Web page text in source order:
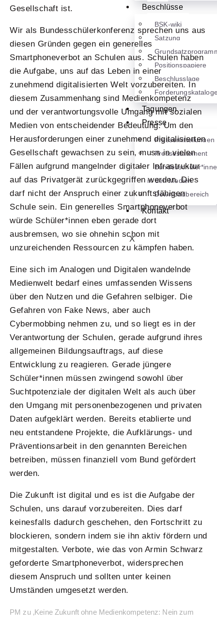
Beschlüsse
BSK-wiki
Satzung
Positionspapiere
Beschlusslage
Tagungen
Presse
Pressemitteilungen
Pressestatement
in den Medien
Downloadbereich
Kontakt
X
Gesellschaft ist.
Wir als Bundesschülerkonferenz sprechen uns aus
diesen Gründen gegen ein generelles
Smartphoneverbot an Schulen aus. Schulen haben
die Aufgabe, uns auf das Leben in einer
zunehmend digitalisierten Welt vorzubereiten. In
diesem Zusammenhang sind Medienkompetenz
und der verantwortungsvolle Umgang mit sozialen
Medien von entscheidender Bedeutung. Um den
Herausforderungen einer zunehmend digitalisierten
Gesellschaft gewachsen zu sein, muss in vielen
Fällen aufgrund mangelnder digitaler Infrastruktur
auf das Privatgerät zurückgegriffen werden. Dies
darf nicht der Anspruch einer zukunftsfähigen
Schule sein. Ein generelles Smartphoneverbot
würde Schüler*innen eben gerade dort
ausbremsen, wo sie ohnehin schon mit
unzureichenden Ressourcen zu kämpfen haben.
Eine sich im Analogen und Digitalen wandelnde
Medienwelt bedarf eines umfassenden Wissens
über den Nutzen und die Gefahren selbiger. Die
Gefahren von Fake News, aber auch
Cybermobbing nehmen zu, und so liegt es in der
Verantwortung der Schulen, gerade aufgrund ihres
allgemeinen Bildungsauftrags, auf diese
Entwicklung zu reagieren. Gerade jüngere
Schüler*innen müssen zwingend sowohl über
Suchtpotenziale der digitalen Welt als auch über
den Umgang mit personenbezogenen und privaten
Daten aufgeklärt werden. Bereits etablierte und
neu entstandene Projekte, die Aufklärungs- und
Präventionsarbeit in den genannten Bereichen
betreiben, müssen finanziell vom Bund gefördert
werden.
Die Zukunft ist digital und es ist die Aufgabe der
Schulen, uns darauf vorzubereiten. Dies darf
keinesfalls dadurch geschehen, den Fortschritt zu
blockieren, sondern indem sie ihn aktiv fördern und
mitgestalten. Verbote, wie das von Armin Schwarz
geforderte Smartphoneverbot, widersprechen
diesem Anspruch und sollten unter keinen
Umständen umgesetzt werden.
PM zu ‚Keine Zukunft ohne Medienkompetenz: Nein zum